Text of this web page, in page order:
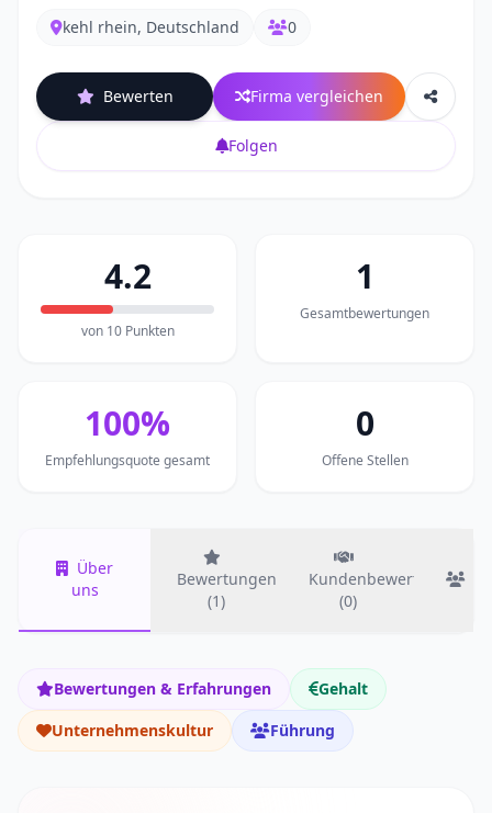
kehl rhein, Deutschland 0
Bewerten Firma vergleichen
Folgen
4.2
von 10 Punkten
1
Gesamtbewertungen
100%
Empfehlungsquote gesamt
0
Offene Stellen
Über
uns
Bewertungen
(1)
Kundenbewertungen
(0)
Bewertungen & Erfahrungen
Gehalt
Unternehmenskultur
Führung